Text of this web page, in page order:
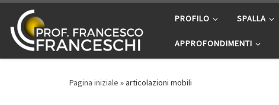
Passa al contenuto PROFILO SPALLA
APPROFONDIMENTI
Pagina iniziale »articolazioni mobili